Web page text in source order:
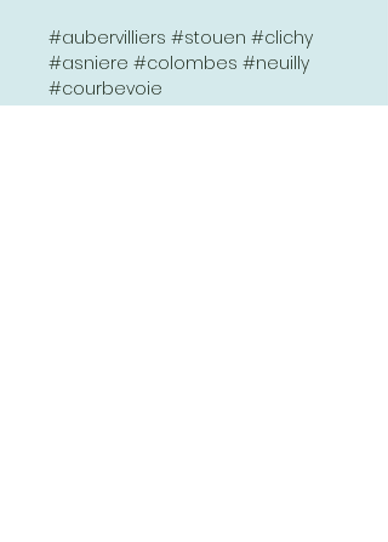
#aubervilliers #stouen #clichy
#asniere #colombes #neuilly
#courbevoie
#boulognebillancourt #issy